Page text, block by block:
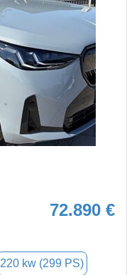
72.890 €
220 kw (299 PS)